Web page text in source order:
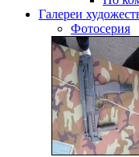
Галереи
Фотосерия